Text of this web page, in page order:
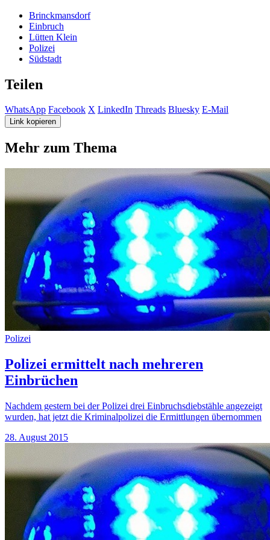
Brinckmansdorf
Einbruch
Lütten Klein
Polizei
Südstadt
Teilen
WhatsApp Facebook X LinkedIn Threads Bluesky E-Mail
Link kopieren
Mehr zum Thema
Polizei
Polizei ermittelt nach mehreren
Einbrüchen
Nachdem gestern bei der Polizei drei Einbruchsdiebstähle angezeigt
wurden, hat jetzt die Kriminalpolizei die Ermittlungen übernommen
28. August 2015